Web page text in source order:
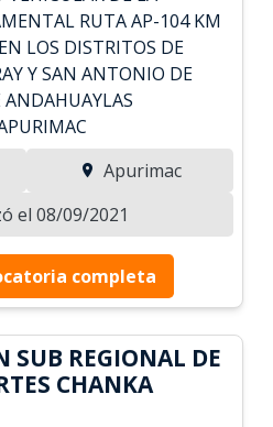
RUTA AP-104 KM
LOS DISTRITOS DE
Y SAN ANTONIO DE
Apurimac
el 08/09/2021
completa
SUB REGIONAL DE
CHANKA